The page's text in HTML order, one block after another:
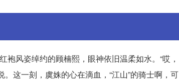
风姿绰约的顾楠熙，眼神依旧温柔如水。“哎，
这一刻，虞姝的心在滴血，“江山”的骑士啊，可